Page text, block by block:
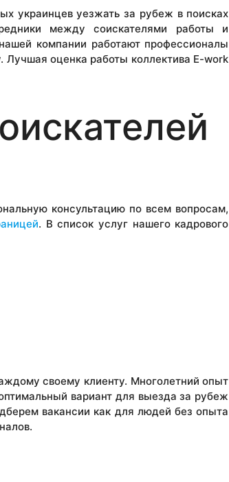
украинцев уезжать за рубеж в поисках
между соискателями работы и
компании работают профессионалы
Лучшая оценка работы коллектива E-work
консультацию по всем вопросам,
. В список услуг нашего кадрового
своему клиенту. Многолетний опыт
вариант для выезда за рубеж
вакансии как для людей без опыта